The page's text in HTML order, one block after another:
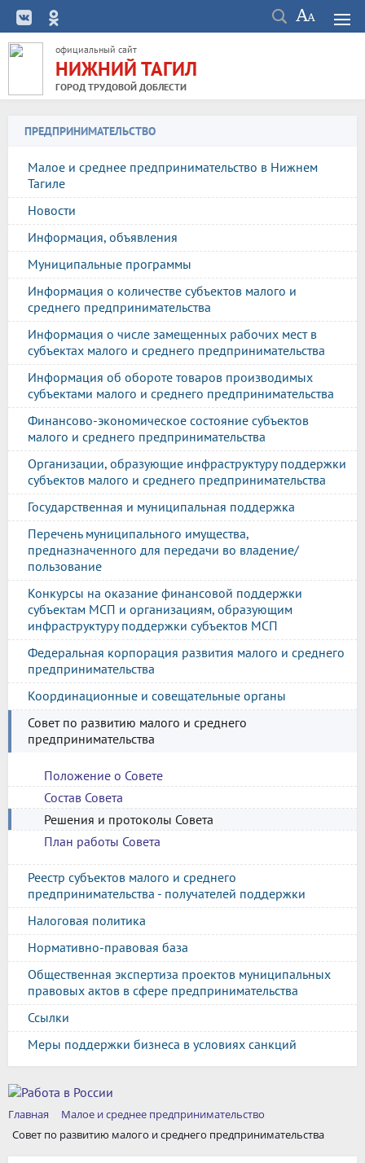
официальный сайт
НИЖНИЙ ТАГИЛ
ГОРОД ТРУДОВОЙ ДОБЛЕСТИ
ПРЕДПРИНИМАТЕЛЬСТВО
Малое и среднее предпринимательство в Нижнем
Тагиле
Новости
Информация, объявления
Муниципальные программы
Информация о количестве субъектов малого и
среднего предпринимательства
Информация о числе замещенных рабочих мест в
субъектах малого и среднего предпринимательства
Информация об обороте товаров производимых
субъектами малого и среднего предпринимательства
Финансово-экономическое состояние субъектов
малого и среднего предпринимательства
Организации, образующие инфраструктуру поддержки
субъектов малого и среднего предпринимательства
Государственная и муниципальная поддержка
Перечень муниципального имущества,
предназначенного для передачи во владение/
пользование
Конкурсы на оказание финансовой поддержки
субъектам МСП и организациям, образующим
инфраструктуру поддержки субъектов МСП
Федеральная корпорация развития малого и среднего
предпринимательства
Координационные и совещательные органы
Совет по развитию малого и среднего
предпринимательства
Положение о Совете
Состав Совета
Решения и протоколы Совета
План работы Совета
Реестр субъектов малого и среднего
предпринимательства - получателей поддержки
Налоговая политика
Нормативно-правовая база
Общественная экспертиза проектов муниципальных
правовых актов в сфере предпринимательства
Ссылки
Меры поддержки бизнеса в условиях санкций
Главная
Малое и среднее предпринимательство
Совет по развитию малого и среднего предпринимательства